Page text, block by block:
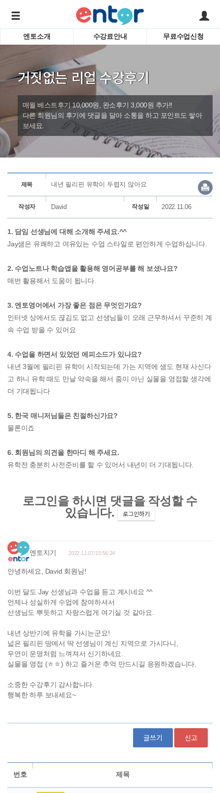
학습도우미 G1
바로가기
서비스안내
강사소개
회사소개
어린이
영자신
수업
엔토소개 수강료안내 무료수업신청
거짓없는 리얼 수강후기
매월 베스트후기 10,000원, 완소후기 3,000원 추가!!
다른 회원님의 후기에 댓글을 달아 소통을 하고 포인트도 쌓아
보세요.
제목 내년 필리핀 유학이 두렵지 않아요
작성자 David 작성일 2022.11.06
1. 담임 선생님에 대해 소개해 주세요.^^
Jay샘은 유쾌하고 여유있는 수업 스타일로 편안하게 수업하십니다.
2. 수업노트나 학습앱을 활용해 영어공부를 해 보셨나요?
매번 활용해서 도움이 됩니다.
3. 엔토영어에서 가장 좋은 점은 무엇인가요?
인터넷 상에서도 끊김도 없고 선생님들이 오래 근무하셔서 꾸준히 계
속 수업 받을 수 있어요
4. 수업을 하면서 있었던 에피소드가 있나요?
내년 3월에 필리핀 유학이 시작되는데 가는 지역에 샘도 현재 사신다
고 하니 유학 때도 만날 약속을 해서 줌이 아닌 실물을 영접할 생각에
더 기대됩니다
5. 한국 매니저님들은 친절하신가요?
물론이죠
6. 회원님의 의견을 한마디 해 주세요.
유학전 충분히 사전준비를 할 수 있어서 내년이 더 기대됩니다.
글쓰기 신고